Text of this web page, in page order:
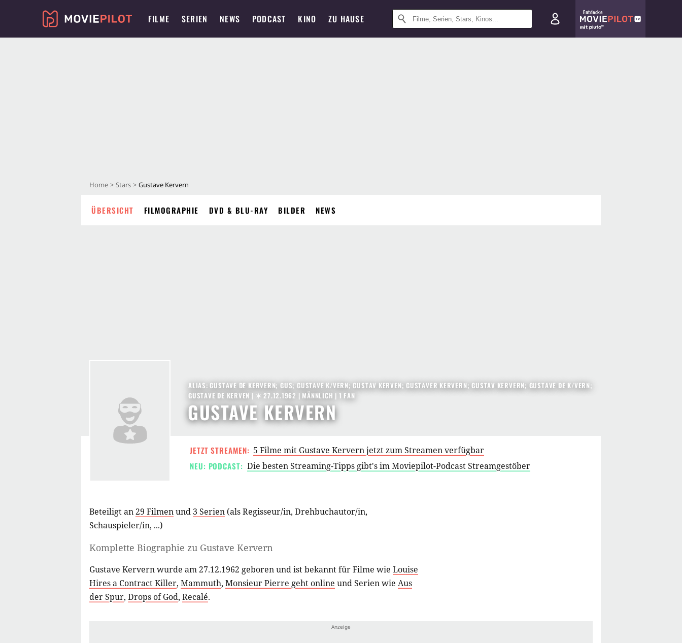
FILME SERIEN NEWS PODCAST KINO ZU HAUSE
Entdecke
Home Stars Gustave Kervern
ÜBERSICHT FILMOGRAPHIE DVD & BLU-RAY BILDER NEWS
GUSTAVE KERVERN
ALIAS: GUSTAVE DE KERVERN; GUS; GUSTAVE K/VERN; GUSTAV KERVEN; GUSTAVER KERVERN; GUSTAV KERVERN; GUSTAVE DE K/VERN;
GUSTAVE DE KERVEN | ✶ 27.12.1962 | MÄNNLICH | 1 FAN
JETZT STREAMEN: 5 Filme mit Gustave Kervern jetzt zum Streamen verfügbar
NEU: PODCAST: Die besten Streaming-Tipps gibt's im Moviepilot-Podcast Streamgestöber
Beteiligt an29 Filmenund 3 Serien (alsRegisseur/in, Drehbuchautor/in,
Schauspieler/in, ...)
Komplette Biographie zu Gustave Kervern
Gustave Kervern wurde am 27.12.1962 geboren und ist bekannt für Filme wie Louise
Hires a Contract Killer, Mammuth, Monsieur Pierre geht online und Serien wie Aus
der Spur, Drops of God, Recalé.